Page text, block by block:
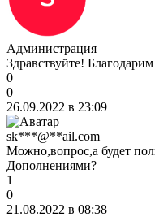
Администрация
Здравствуйте!
0
0
26.09.2022 в 23:09
sk***@**ail.com
Можно,вопрос,а будет
Дополнениями?
1
0
21.08.2022 в 08:38